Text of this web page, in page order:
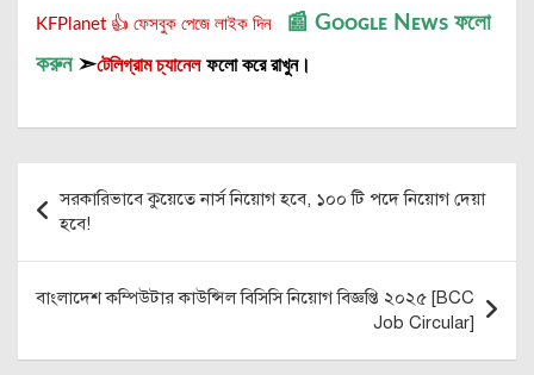
KFPlanet 👍 ফেসবুক পেজে লাইক দিন 📰 Gᴏᴏɢʟᴇ Nᴇᴡs ফলো
করুন➣টেলিগ্রাম চ্যানেল ফলো করে রাখুন।
navigation
সরকারিভাবে কুয়েতে নার্স নিয়োগ হবে, ১০০ টি পদে নিয়োগ দেয়া
হবে!
বাংলাদেশ কম্পিউটার কাউন্সিল বিসিসি নিয়োগ বিজ্ঞপ্তি ২০২৫ [BCC
Job Circular]